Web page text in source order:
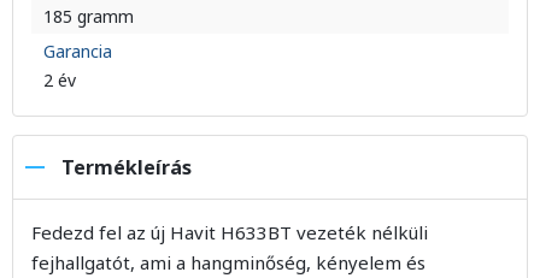
185 gramm
Garancia
2 év
Termékleírás
Fedezd fel az új Havit H633BT vezeték nélküli
fejhallgatót, ami a hangminőség, kényelem és